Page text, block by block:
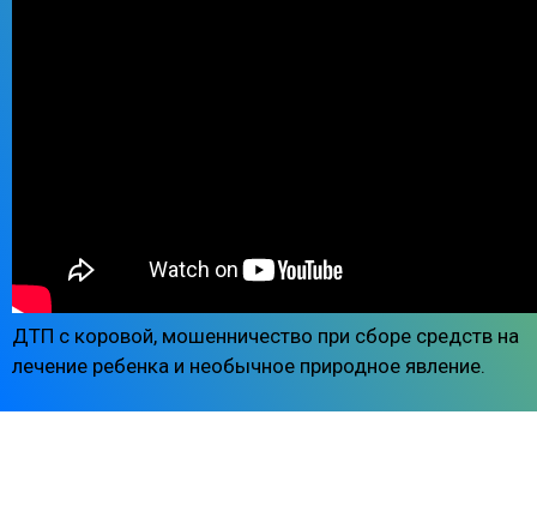
ДТП с коровой, мошенничество при сборе средств на
лечение ребенка и необычное природное явление.